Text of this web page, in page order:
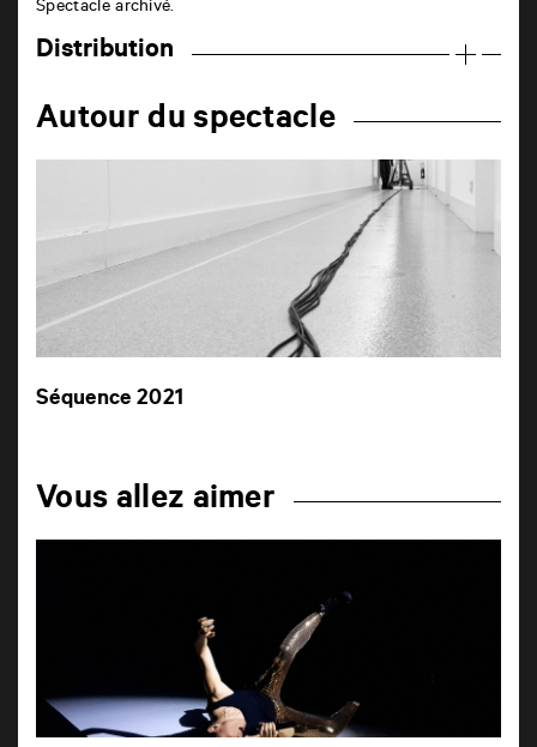
Spectacle archivé.
Distribution
Autour du spectacle
Séquence 2021
Vous allez aimer